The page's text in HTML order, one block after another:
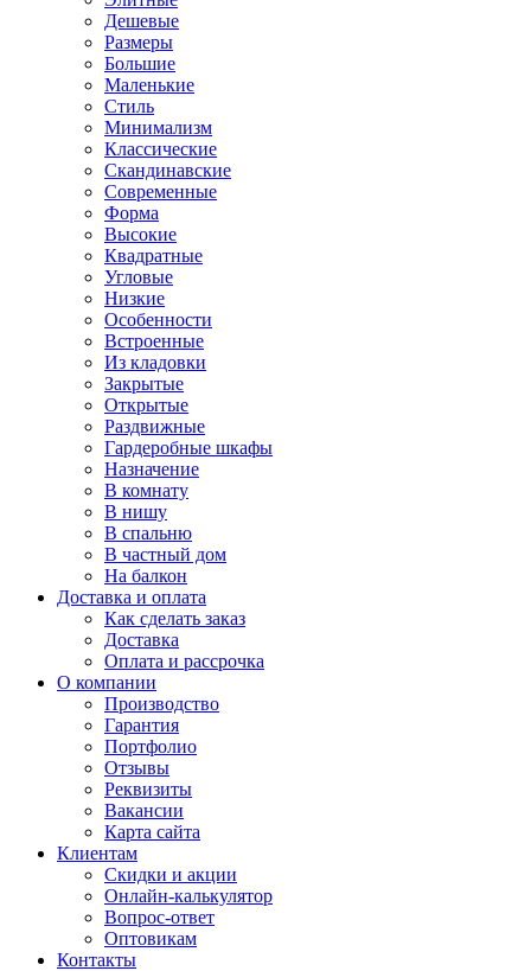
Дешевые
Размеры
Большие
Маленькие
Стиль
Минимализм
Классические
Скандинавские
Современные
Форма
Высокие
Квадратные
Угловые
Низкие
Особенности
Встроенные
Из кладовки
Закрытые
Открытые
Раздвижные
Гардеробные шкафы
Назначение
В комнату
В нишу
В спальню
В частный дом
На балкон
Доставка и оплата
Как сделать заказ
Доставка
Оплата и рассрочка
О компании
Производство
Гарантия
Портфолио
Отзывы
Реквизиты
Вакансии
Карта сайта
Клиентам
Скидки и акции
Онлайн-калькулятор
Вопрос-ответ
Оптовикам
Контакты